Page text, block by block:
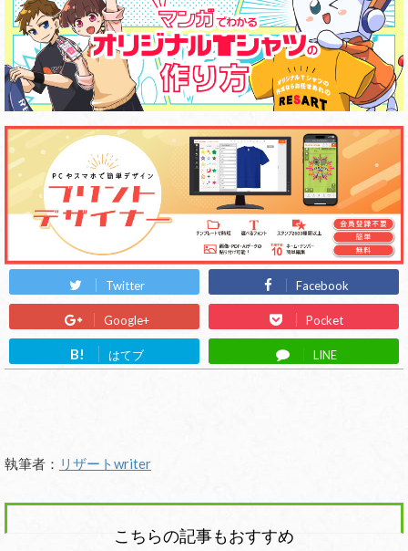
Twitter Facebook
Google+ Pocket
B! はてブ LINE
執筆者： リザートwriter
こちらの記事もおすすめ